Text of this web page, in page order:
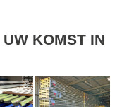
KOMST IN